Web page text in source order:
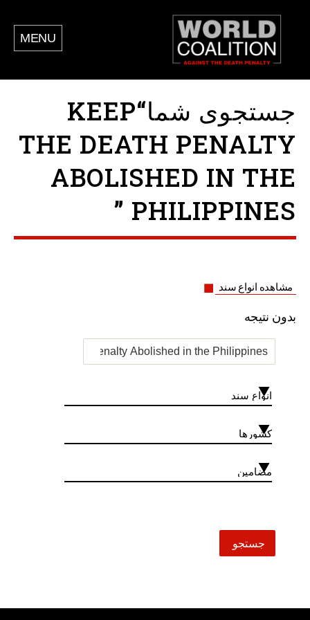
MENU
جستجوی شما“KEEP
THE DEATH PENALTY
ABOLISHED IN THE
PHILIPPINES ”
مشاهده انواع سند
بدون نتیجه